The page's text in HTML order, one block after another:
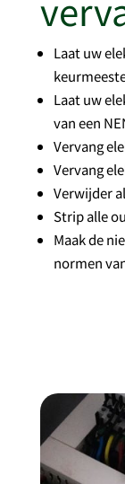
Laat uw
Laat uw
van een
Vervang
Vervang
Verwijder
Strip alle
Maak de
normen